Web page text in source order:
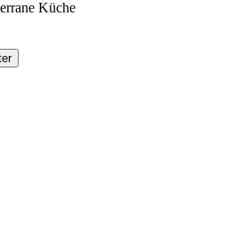
Küche